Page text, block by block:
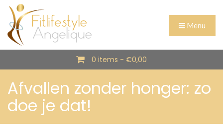
Menu
0 items - €0,00
Afvallen zonder honger: zo
doe je dat!